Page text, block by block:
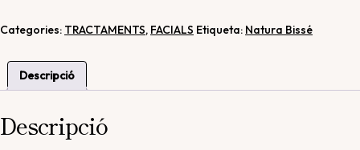
Categories: TRACTAMENTS, FACIALS Etiqueta: Natura Bissé
Descripció
Descripció